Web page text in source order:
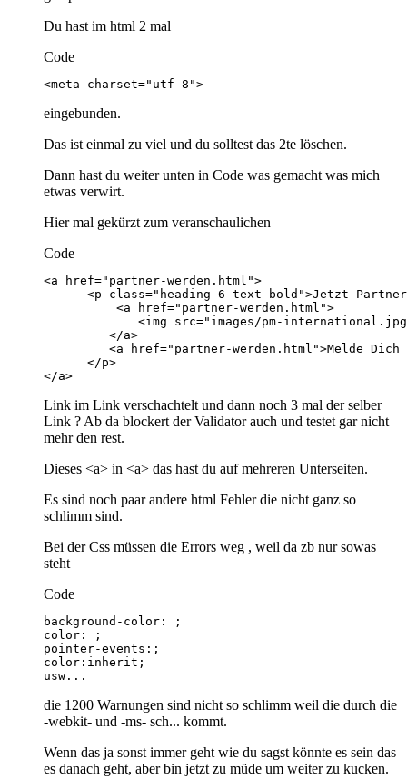
Du hast im html 2 mal
Code
<meta charset="utf-8">
eingebunden.
Das ist einmal zu viel und du solltest das 2te löschen.
Dann hast du weiter unten in Code was gemacht was mich
etwas verwirt.
Hier mal gekürzt zum veranschaulichen
Code
</a>
Link im Link verschachtelt und dann noch 3 mal der selber
Link ? Ab da blockert der Validator auch und testet gar nicht
mehr den rest.
Dieses <a> in <a> das hast du auf mehreren Unterseiten.
Es sind noch paar andere html Fehler die nicht ganz so
schlimm sind.
Bei der Css müssen die Errors weg , weil da zb nur sowas
steht
Code
usw...
die 1200 Warnungen sind nicht so schlimm weil die durch die
-webkit- und -ms- sch... kommt.
Wenn das ja sonst immer geht wie du sagst könnte es sein das
es danach geht, aber bin jetzt zu müde um weiter zu kucken.